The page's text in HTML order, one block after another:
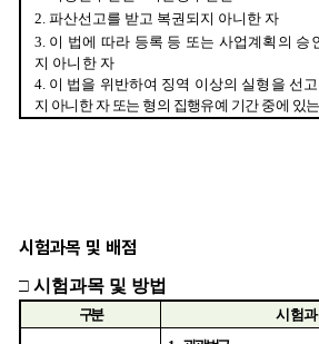
시험과목 및 배점